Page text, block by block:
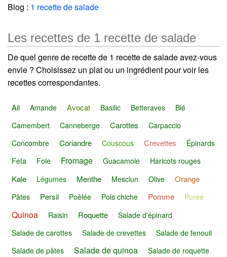
Blog : 1 recette de salade
Les recettes de 1 recette de salade
De quel genre de recette de 1 recette de salade avez-vous
envie ? Choisissez un plat ou un ingrédient pour voir les
recettes correspondantes.
Ail Amande Avocat Basilic Betteraves
Blé
Camembert
Canneberge Carottes
Carpaccio
Concombre
Coriandre Couscous Crevettes
Épinards
Feta
Foie Fromage Guacamole Haricots rouges
Kale Légumes Menthe Mesclun Olive Orange
Pâtes Persil Poêlée Pois chiche Pomme Purée
Quinoa Raisin Roquette
Salade d'épinard
Salade de carottes
Salade de crevettes
Salade de fenouil
Salade de pâtes
Salade de quinoa Salade de roquette